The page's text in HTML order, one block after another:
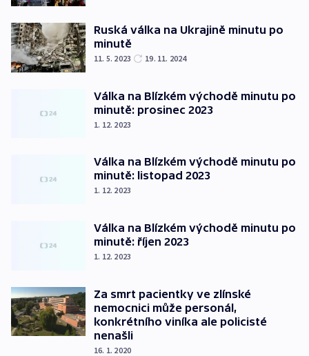
Ruská válka na Ukrajině minutu po
minutě
11. 5. 2023 19. 11. 2024
Válka na Blízkém východě minutu po
minutě: prosinec 2023
1. 12. 2023
Válka na Blízkém východě minutu po
minutě: listopad 2023
1. 12. 2023
Válka na Blízkém východě minutu po
minutě: říjen 2023
1. 12. 2023
Za smrt pacientky ve zlínské
nemocnici může personál,
konkrétního viníka ale policisté
nenašli
16. 1. 2020